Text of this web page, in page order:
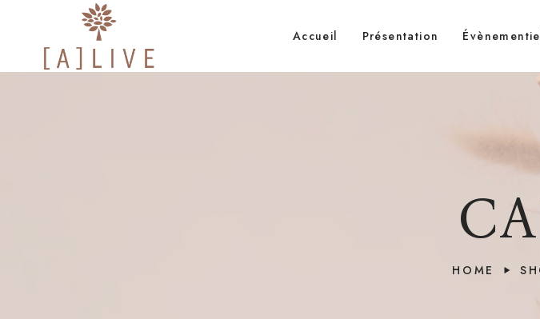
Accueil Présentation
HOME